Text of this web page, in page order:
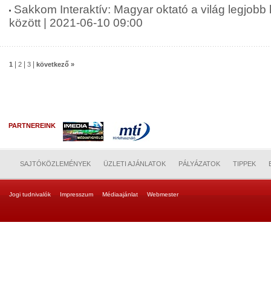
Sakkom Interaktív: Magyar oktató a világ
között | 2021-06-10 09:00
1 2 3 következő »
PARTNEREINK
SAJTÓKÖZLEMÉNYEK ÜZLETI AJÁNLATOK PÁLYÁZATOK TIPPEK
Jogi tudnivalók Impresszum Médiaajánlat Webmester